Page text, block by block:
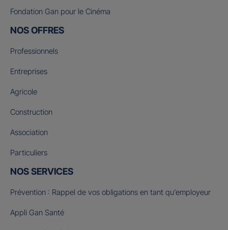
Fondation Gan pour le Cinéma
NOS OFFRES
Professionnels
Entreprises
Agricole
Construction
Association
Particuliers
NOS SERVICES
Prévention : Rappel de vos obligations en tant qu’employeur
Appli Gan Santé